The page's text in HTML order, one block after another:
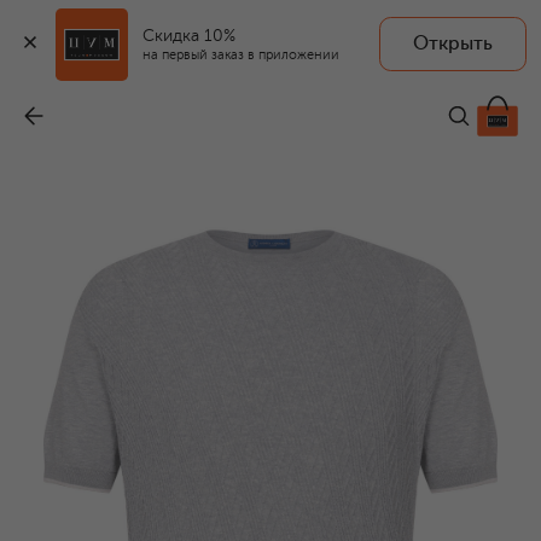
Скидка 10%
на первый заказ в приложении
Открыть
58 900 ₽